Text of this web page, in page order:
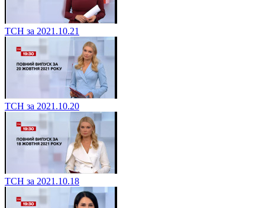
ТСН за 2021.10.21
ТСН за 2021.10.20
ТСН за 2021.10.18